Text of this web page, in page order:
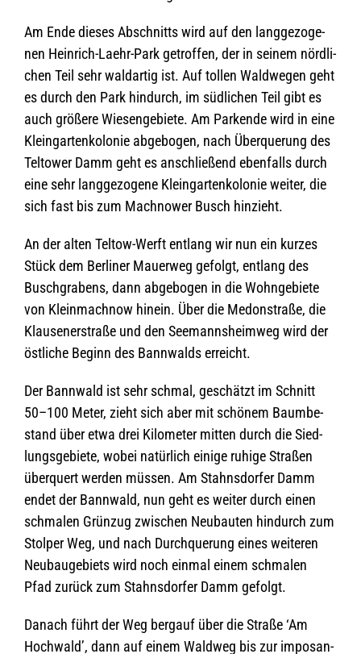
Am Ende die­ses Abschnitts wird auf den lang­ge­zo­ge­
nen Hein­rich-Laehr-Park getrof­fen, der in sei­nem nörd­li­
chen Teil sehr wald­ar­tig ist. Auf tol­len Wald­we­gen geht
es durch den Park hin­durch, im süd­li­chen Teil gibt es
auch grö­ßere Wie­sen­ge­biete. Am Par­kende wird in eine
Klein­gar­ten­ko­lo­nie abge­bo­gen, nach Über­que­rung des
Tel­tower Damm geht es anschlie­ßend eben­falls durch
eine sehr lang­ge­zo­gene Klein­gar­ten­ko­lo­nie wei­ter, die
sich fast bis zum Mach­nower Busch hinzieht.
An der alten Tel­tow-Werft ent­lang wir nun ein kur­zes
Stück dem Ber­li­ner Mau­er­weg gefolgt, ent­lang des
Busch­gra­bens, dann abge­bo­gen in die Wohn­ge­biete
von Klein­mach­now hin­ein. Über die Medon­straße, die
Klau­sen­er­straße und den See­manns­heim­weg wird der
öst­li­che Beginn des Bann­walds erreicht.
Der Bann­wald ist sehr schmal, geschätzt im Schnitt
50–100 Meter, zieht sich aber mit schö­nem Baum­be­
stand über etwa drei Kilo­me­ter mit­ten durch die Sied­
lungs­ge­biete, wobei natür­lich einige ruhige Stra­ßen
über­quert wer­den müs­sen. Am Stahns­dor­fer Damm
endet der Bann­wald, nun geht es wei­ter durch einen
schma­len Grün­zug zwi­schen Neu­bau­ten hin­durch zum
Stol­per Weg, und nach Durch­que­rung eines wei­te­ren
Neu­bau­ge­biets wird noch ein­mal einem schma­len
Pfad zurück zum Stahns­dor­fer Damm gefolgt.
Danach führt der Weg berg­auf über die Straße ‘Am
Hoch­wald’, dann auf einem Wald­weg bis zur impo­san­